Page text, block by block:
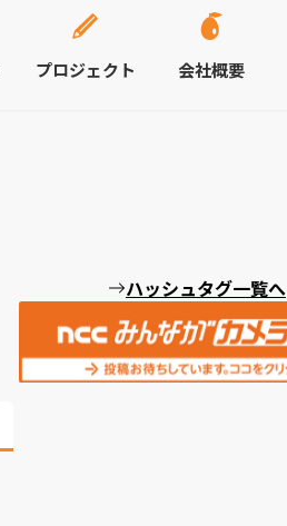
プロジェクト 会社概要
ハッシュタグ一覧へ